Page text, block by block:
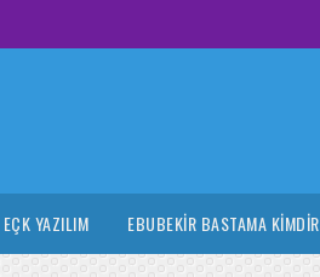
EÇK YAZILIM EBUBEKIR BASTAMA KIMDIR